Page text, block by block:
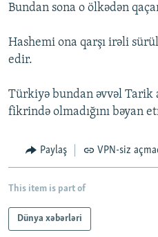
AZADLIQRADIOSU MOBIL
BIZIMLƏ ƏLAQƏ
XƏBƏR BÜLLETENLƏRIMIZ
RFE/RL-in bütün saytları
Bundan sona o ölkədən
Hashemi ona qarşı irəli
edir.
Türkiyə bundan əvvəl
fikrində olmadığını bəyan
Paylaş VPN-siz
This item is part of
Dünya xəbərləri